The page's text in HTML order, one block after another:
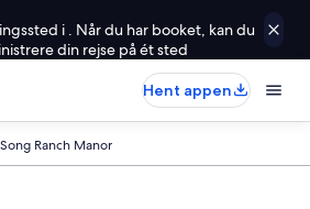
i . Når du har booket, kan du
din rejse på ét sted
Hent appen
Ranch Manor